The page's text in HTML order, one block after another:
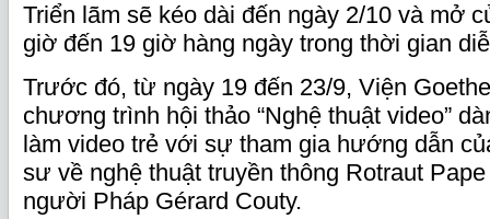
Triển lãm sẽ kéo dài đến ngày 2/10 và mở
giờ đến 19 giờ hàng ngày trong thời gian
Trước đó, từ ngày 19 đến 23/9, Viện
chương trình hội thảo “Nghệ thuật video”
làm video trẻ với sự tham gia hướng dẫn
sư về nghệ thuật truyền thông Rotraut
người Pháp Gérard Couty.